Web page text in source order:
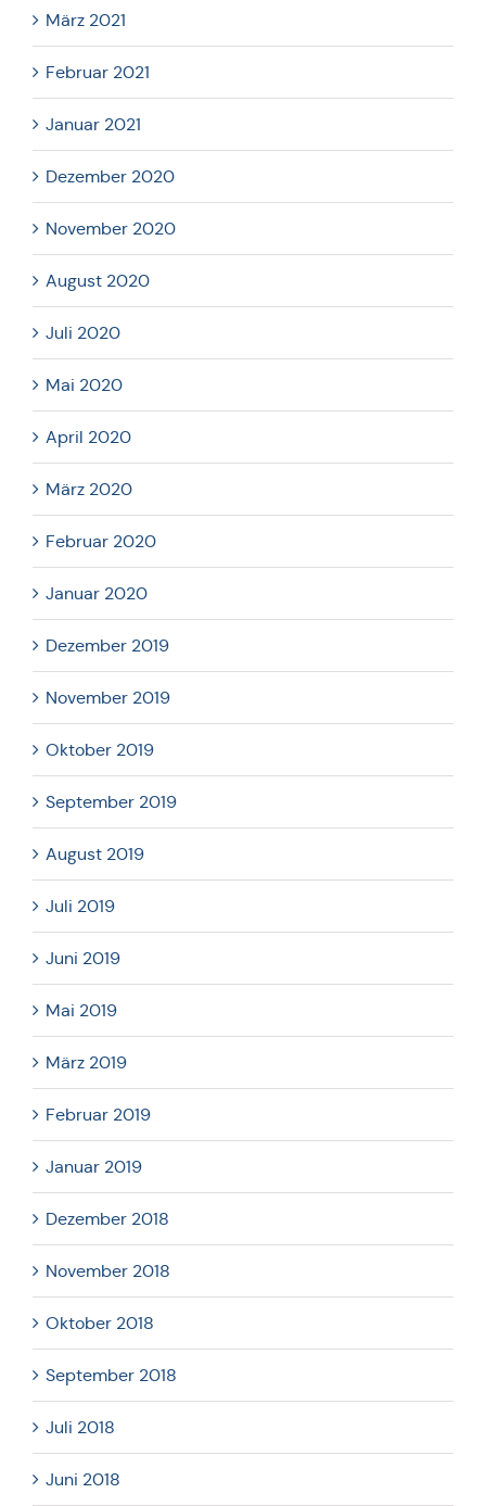
März 2021
Februar 2021
Januar 2021
Dezember 2020
November 2020
August 2020
Juli 2020
Mai 2020
April 2020
März 2020
Februar 2020
Januar 2020
Dezember 2019
November 2019
Oktober 2019
September 2019
August 2019
Juli 2019
Juni 2019
Mai 2019
März 2019
Februar 2019
Januar 2019
Dezember 2018
November 2018
Oktober 2018
September 2018
Juli 2018
Juni 2018